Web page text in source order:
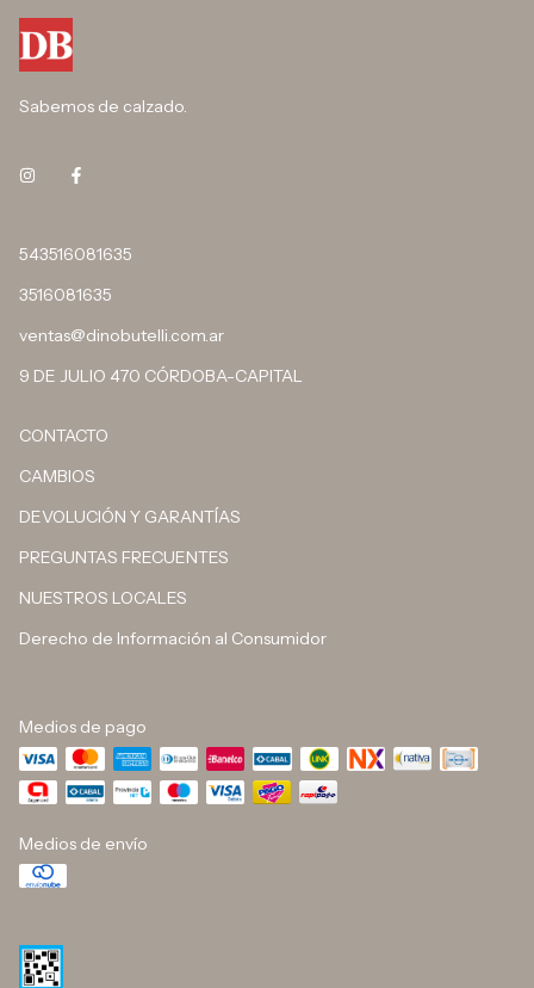
Sabemos de calzado.
543516081635
3516081635
ventas@dinobutelli.com.ar
9 DE JULIO 470 CÓRDOBA-CAPITAL
CONTACTO
CAMBIOS
DEVOLUCIÓN Y GARANTÍAS
PREGUNTAS FRECUENTES
NUESTROS LOCALES
Derecho de Información al Consumidor
Medios de pago
Medios de envío